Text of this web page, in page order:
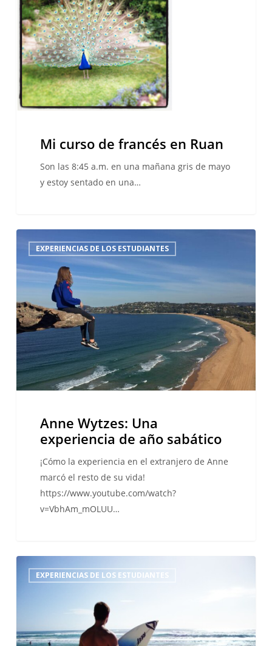
francés
en
Ruan
Mi curso de francés en Ruan
Son las 8:45 a.m. en una mañana gris de mayo
y estoy sentado en una…
Wytzes:
Una
experiencia
de
año
sabático
EXPERIENCIAS DE LOS ESTUDIANTES
Anne Wytzes: Una
experiencia de año sabático
¡Cómo la experiencia en el extranjero de Anne
marcó el resto de su vida!
https://www.youtube.com/watch?
v=VbhAm_mOLUU…
EXPERIENCIAS DE LOS ESTUDIANTES